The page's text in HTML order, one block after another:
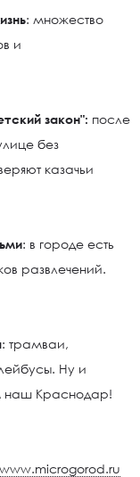
: множество
и
закон": после
без
казачьи
: в городе есть
развлечений.
: трамваи,
Ну и
наш Краснодар!
www.microgorod.ru